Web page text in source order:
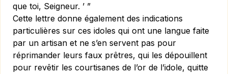
que toi, Seigneur. ’ ”
Cette lettre donne également des indications
particulières sur ces idoles qui ont une langue faite
par un artisan et ne s’en servent pas pour
réprimander leurs faux prêtres, qui les dépouillent
pour revêtir les courtisanes de l’or de l’idole, quitte